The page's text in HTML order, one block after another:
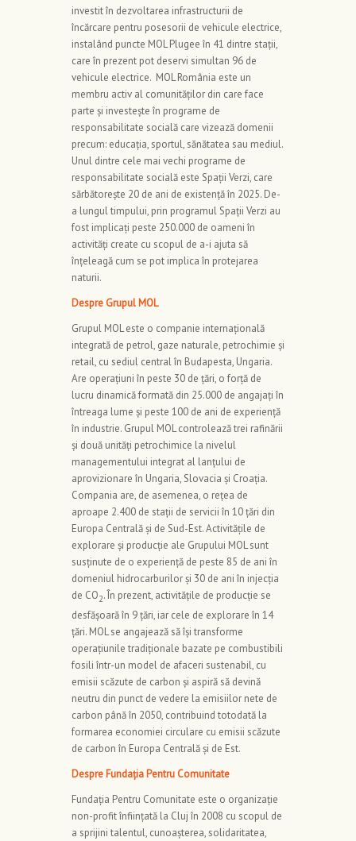
investit în dezvoltarea infrastructurii de
încărcare pentru posesorii de vehicule electrice,
instalând puncte MOL Plugee în 41 dintre stații,
care în prezent pot deservi simultan 96 de
vehicule electrice. MOL România este un
membru activ al comunităților din care face
parte și investește în programe de
responsabilitate socială care vizează domenii
precum: educația, sportul, sănătatea sau mediul.
Unul dintre cele mai vechi programe de
responsabilitate socială este Spații Verzi, care
sărbătorește 20 de ani de existență în 2025. De-
a lungul timpului, prin programul Spații Verzi au
fost implicați peste 250.000 de oameni în
activități create cu scopul de a-i ajuta să
înțeleagă cum se pot implica în protejarea
naturii.
Despre Grupul MOL
Grupul MOL este o companie internațională
integrată de petrol, gaze naturale, petrochimie şi
retail, cu sediul central în Budapesta, Ungaria.
Are operațiuni în peste 30 de țări, o forță de
lucru dinamică formată din 25.000 de angajați în
întreaga lume şi peste 100 de ani de experiență
în industrie. Grupul MOL controlează trei rafinării
și două unități petrochimice la nivelul
managementului integrat al lanțului de
aprovizionare în Ungaria, Slovacia și Croația.
Compania are, de asemenea, o rețea de
aproape 2.400 de stații de servicii în 10 țări din
Europa Centrală și de Sud-Est. Activitățile de
explorare și producție ale Grupului MOL sunt
susținute de o experiență de peste 85 de ani în
domeniul hidrocarburilor și 30 de ani în injecția
de CO2. În prezent, activitățile de producție se
desfășoară în 9 țări, iar cele de explorare în 14
țări. MOL se angajează să își transforme
operațiunile tradiționale bazate pe combustibili
fosili într-un model de afaceri sustenabil, cu
emisii scăzute de carbon şi aspiră să devină
neutru din punct de vedere la emisiilor nete de
carbon până în 2050, contribuind totodată la
formarea economiei circulare cu emisii scăzute
de carbon în Europa Centrală și de Est.
Despre Fundația Pentru Comunitate
Fundația Pentru Comunitate este o organizație
non-profit înființată la Cluj în 2008 cu scopul de
a sprijini talentul, cunoașterea, solidaritatea,